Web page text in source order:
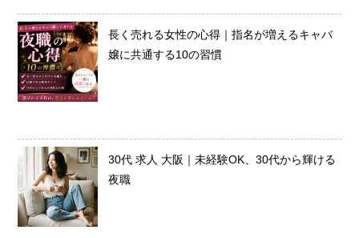
長く売れる女性の心得｜指名が増えるキャバ
嬢に共通する10の習慣
30代 求人 大阪｜未経験OK、30代から輝ける
夜職